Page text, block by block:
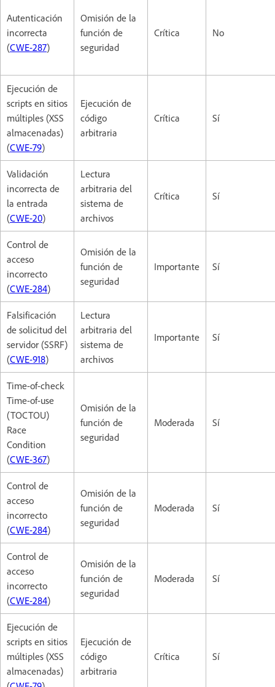
Autenticación
incorrecta
(CWE-287)
Omisión de la
función de
seguridad
Crítica No
Ejecución de
scripts en sitios
múltiples (XSS
almacenadas)
(CWE-79)
Ejecución de
código
arbitraria
Crítica Sí
Validación
incorrecta de
la entrada
(CWE-20)
Lectura
arbitraria del
sistema de
archivos
Crítica Sí
Control de
acceso
incorrecto
(CWE-284)
Omisión de la
función de
seguridad
Importante Sí
Falsificación
de solicitud del
servidor (SSRF)
(CWE-918)
Lectura
arbitraria del
sistema de
archivos
Importante Sí
Time-of-check
Time-of-use
(TOCTOU)
Race
Condition
(CWE-367)
Omisión de la
función de
seguridad
Moderada Sí
Control de
acceso
incorrecto
(CWE-284)
Omisión de la
función de
seguridad
Moderada Sí
Control de
acceso
incorrecto
(CWE-284)
Omisión de la
función de
seguridad
Moderada Sí
Ejecución de
scripts en sitios
múltiples (XSS
almacenadas)
Ejecución de
código
arbitraria
Crítica Sí